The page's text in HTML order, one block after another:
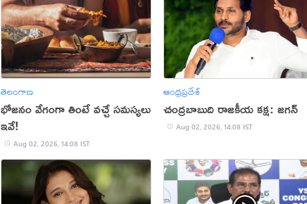
తెలంగాణ
భోజనం వేగంగా తింటే వచ్చే సమస్యలు
ఇవే!
Aug 02, 2026, 14:08 IST
ఆంధ్రప్రదేశ్
చంద్రబాబుది రాజకీయ కక్ష: జగన్
Aug 02, 2026, 14:08 IST